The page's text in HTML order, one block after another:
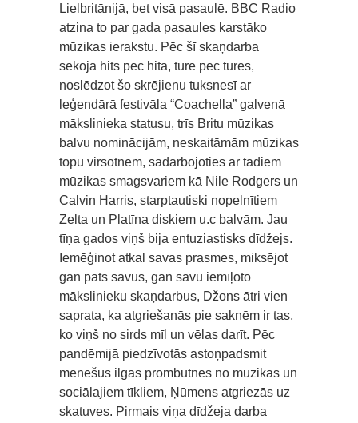
Lielbritānijā, bet visā pasaulē. BBC Radio
atzina to par gada pasaules karstāko
mūzikas ierakstu. Pēc šī skaņdarba
sekoja hits pēc hita, tūre pēc tūres,
noslēdzot šo skrējienu tuksnesī ar
leģendārā festivāla “Coachella” galvenā
mākslinieka statusu, trīs Britu mūzikas
balvu nominācijām, neskaitāmām mūzikas
topu virsotnēm, sadarbojoties ar tādiem
mūzikas smagsvariem kā Nile Rodgers un
Calvin Harris, starptautiski nopelnītiem
Zelta un Platīna diskiem u.c balvām. Jau
tīņa gados viņš bija entuziastisks dīdžejs.
Iemēģinot atkal savas prasmes, miksējot
gan pats savus, gan savu iemīļoto
mākslinieku skaņdarbus, Džons ātri vien
saprata, ka atgriešanās pie saknēm ir tas,
ko viņš no sirds mīl un vēlas darīt. Pēc
pandēmijā piedzīvotās astoņpadsmit
mēnešus ilgās prombūtnes no mūzikas un
sociālajiem tīkliem, Ņūmens atgriezās uz
skatuves. Pirmais viņa dīdžeja darba